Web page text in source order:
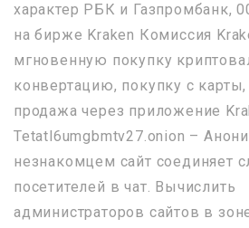
характер РБК и Газпромбанк,
на бирже Kraken Комиссия
мгновенную покупку
конвертацию, покупку с
продажа через приложение
Tetatl6umgbmtv27.onion –
незнакомцем сайт соединяет
посетителей в чат. Вычислить
администраторов сайтов в